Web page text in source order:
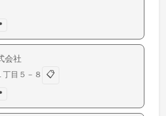
会社
丁目５－８
📋